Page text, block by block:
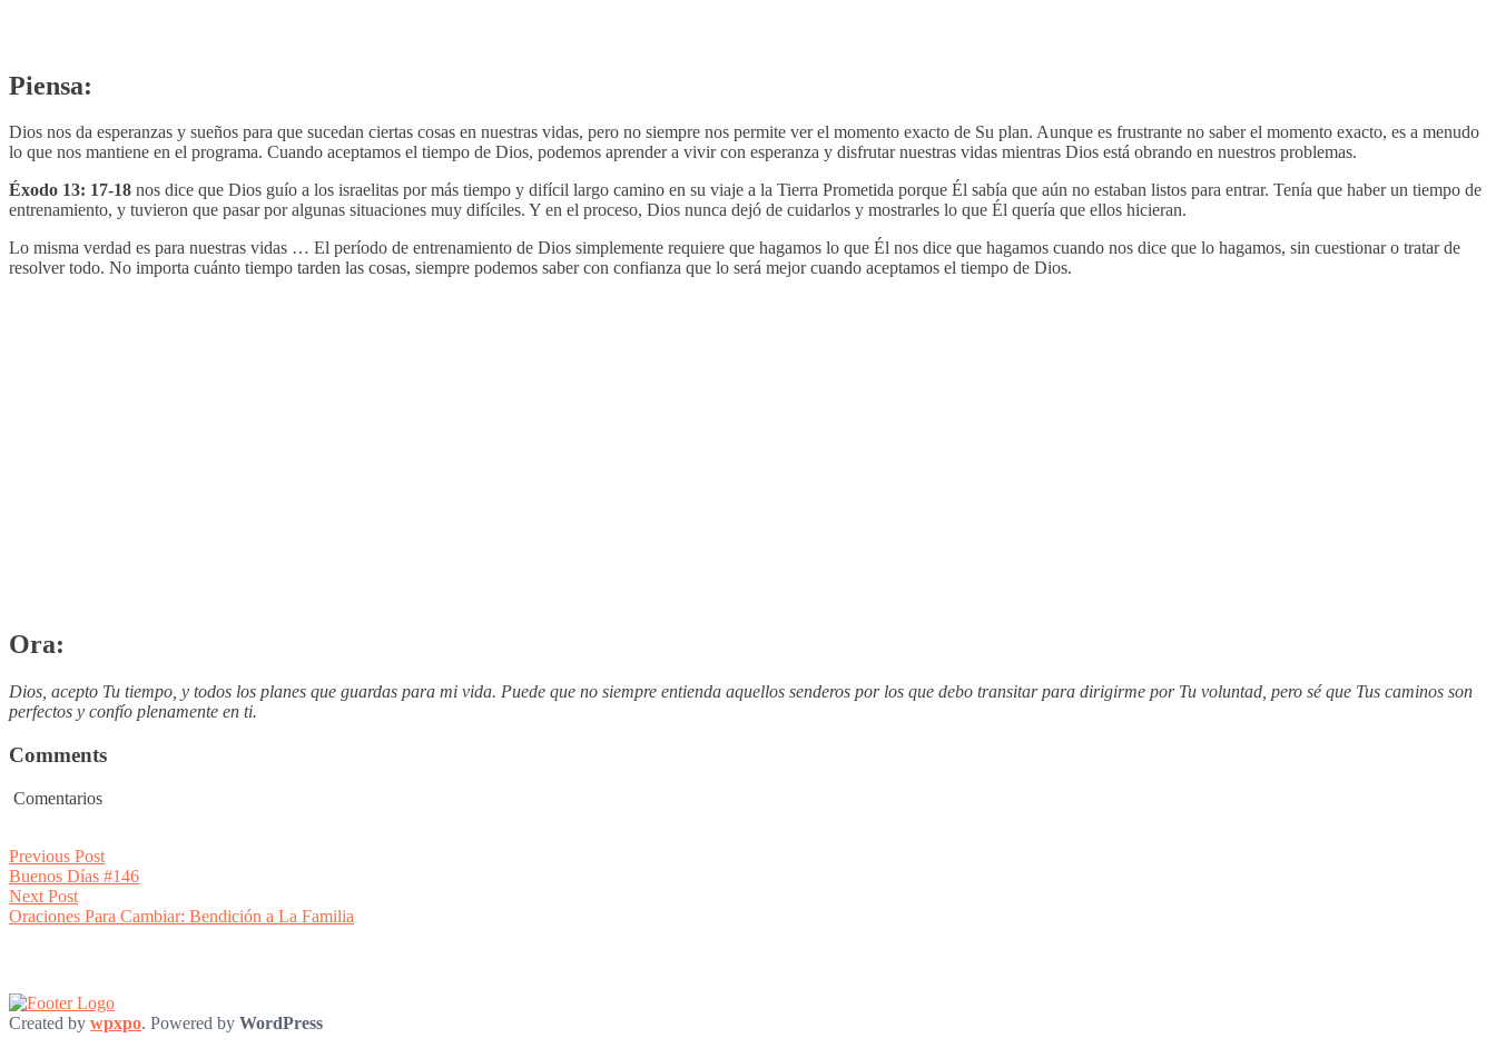
Piensa:
Dios nos da esperanzas y sueños para que sucedan ciertas cosas en nuestras vidas, pero no siempre nos permite ver el momento exacto de Su plan. Aunque es frustrante no saber el momento exacto, es a menudo
lo que nos mantiene en el programa. Cuando aceptamos el tiempo de Dios, podemos aprender a vivir con esperanza y disfrutar nuestras vidas mientras Dios está obrando en nuestros problemas.
Éxodo 13: 17-18 nos dice que Dios guío a los israelitas por más tiempo y difícil largo camino en su viaje a la Tierra Prometida porque Él sabía que aún no estaban listos para entrar. Tenía que haber un tiempo de
entrenamiento, y tuvieron que pasar por algunas situaciones muy difíciles. Y en el proceso, Dios nunca dejó de cuidarlos y mostrarles lo que Él quería que ellos hicieran.
Lo misma verdad es para nuestras vidas … El período de entrenamiento de Dios simplemente requiere que hagamos lo que Él nos dice que hagamos cuando nos dice que lo hagamos, sin cuestionar o tratar de
resolver todo. No importa cuánto tiempo tarden las cosas, siempre podemos saber con confianza que lo será mejor cuando aceptamos el tiempo de Dios.
Ora:
Dios, acepto Tu tiempo, y todos los planes que guardas para mi vida. Puede que no siempre entienda aquellos senderos por los que debo transitar para dirigirme por Tu voluntad, pero sé que Tus caminos son
perfectos y confío plenamente en ti.
Comments
Comentarios
Post
navigation
Previous PostPrevious
post:
Buenos Días #146
Next PostNext
post:
Oraciones Para Cambiar: Bendición a La Familia
Created by wpxpo. Powered by WordPress